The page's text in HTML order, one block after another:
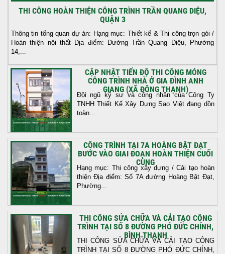
THI CÔNG HOÀN THIỆN CÔNG TRÌNH TRẦN QUANG DIỆU,
QUẬN 3
Thông tin tổng quan dự án: Hạng mục: Thiết kế & Thi công trọn gói /
Hoàn thiện nội thất Địa điểm: Đường Trần Quang Diệu, Phường
14,...
CẬP NHẬT TIẾN ĐỘ THI CÔNG MÓNG
CÔNG TRÌNH NHÀ Ở GIA ĐÌNH ANH
GIANG (XÃ ĐÔNG THẠNH)
Đội ngũ kỹ sư và công nhân của Công Ty
TNHH Thiết Kế Xây Dựng Sao Việt đang dồn
toàn...
CÔNG TRÌNH TẠI 7A HOÀNG BẬT ĐẠT
BƯỚC VÀO GIAI ĐOẠN HOÀN THIỆN CUỐI
CÙNG
Hạng mục: Thi công xây dựng / Cải tạo hoàn
thiện Địa điểm: Số 7A đường Hoàng Bật Đạt,
Phường...
THI CÔNG SỬA CHỮA VÀ CẢI TẠO CÔNG
TRÌNH TẠI SỐ 8 ĐƯỜNG PHÓ ĐỨC CHÍNH,
BÌNH THẠNH
THI CÔNG SỬA CHỮA VÀ CẢI TẠO CÔNG
TRÌNH TẠI SỐ 8 ĐƯỜNG PHÓ ĐỨC CHÍNH,